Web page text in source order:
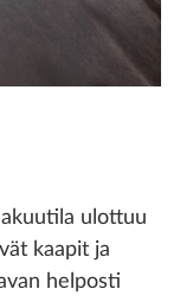
ulottuu
kaapit ja
helposti